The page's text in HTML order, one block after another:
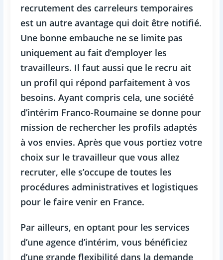
recrutement des carreleurs temporaires
est un autre avantage qui doit être notifié.
Une bonne embauche ne se limite pas
uniquement au fait d’employer les
travailleurs. Il faut aussi que le recru ait
un profil qui répond parfaitement à vos
besoins. Ayant compris cela, une société
d’intérim Franco-Roumaine se donne pour
mission de rechercher les profils adaptés
à vos envies. Après que vous portiez votre
choix sur le travailleur que vous allez
recruter, elle s’occupe de toutes les
procédures administratives et logistiques
pour le faire venir en France.
Par ailleurs, en optant pour les services
d’une agence d’intérim, vous bénéficiez
d’une grande flexibilité dans la demande